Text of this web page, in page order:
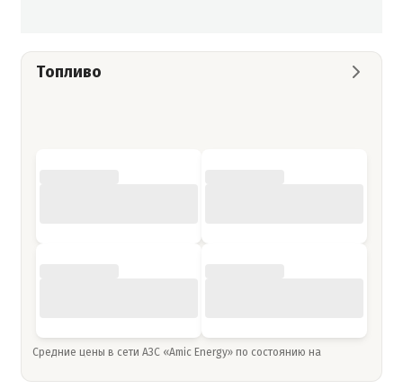
Топливо
Средние цены в сети АЗС «Amic Energy» по состоянию на